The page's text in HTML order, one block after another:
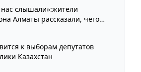
нас слышали»:жители
Алматы рассказали, чего
Курултая
к выборам депутатов
Казахстан